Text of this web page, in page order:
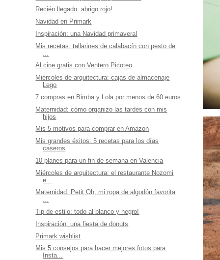
Recién llegado: abrigo rojo!
Navidad en Primark
Inspiración: una Navidad primaveral
Mis recetas: tallarines de calabacín con pesto de
Al cine gratis con Ventero Picoteo
Miércoles de arquitectura: cajas de almacenaje
Lego
7 compras en Bimba y Lola por menos de 60 euros
Maternidad: cómo organizo las tardes con mis
hijos
Mis 5 motivos para comprar en Amazon
Mis grandes éxitos: 5 recetas para los días
caseros
10 planes para un fin de semana en Valencia
Miércoles de arquitectura: el restaurante Nozomi
e...
Maternidad: Petit Oh, mi ropa de algodón favorita
...
Tip de estilo: todo al blanco y negro!
Inspiración: una fiesta de donuts
Primark wishlist
Mis 5 consejos para hacer mejores fotos para
Insta...